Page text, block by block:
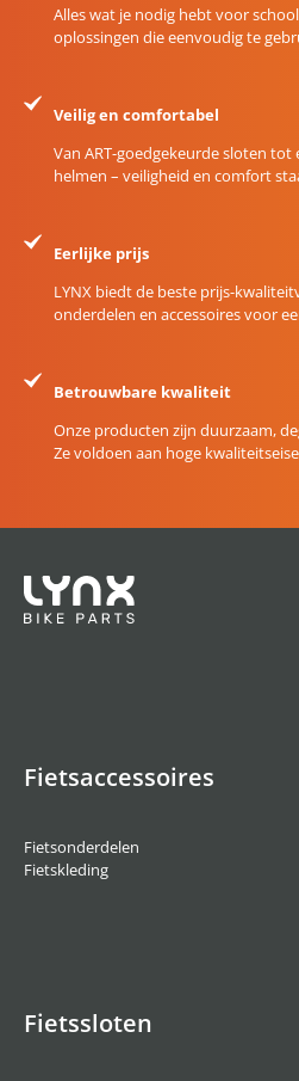
Alles wat je nodig hebt voor
oplossingen die eenvoudig te
Veilig en comfortabel
Van ART-goedgekeurde sloten tot
helmen – veiligheid en comfort
Eerlijke prijs
LYNX biedt de beste prijs-
onderdelen en accessoires voor
Betrouwbare kwaliteit
Onze producten zijn duurzaam,
Ze voldoen aan hoge
Fietsaccessoires
Fietsonderdelen
Fietskleding
Fietssloten